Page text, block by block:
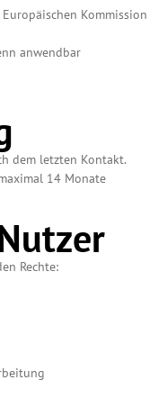
Kommission
anwendbar
dem letzten Kontakt.
14 Monate
Rechte: